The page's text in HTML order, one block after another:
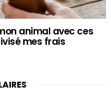
animal avec ces
mes frais